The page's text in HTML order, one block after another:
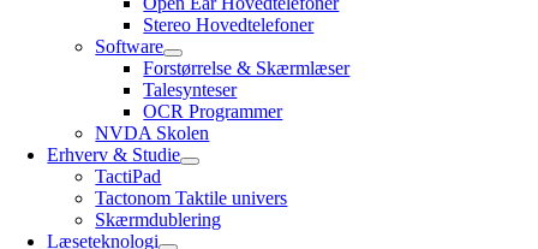
Stereo Hovedtelefoner
Software
Forstørrelse & Skærmlæser
Talesynteser
OCR Programmer
NVDA Skolen
Erhverv & Studie
TactiPad
Tactonom Taktile univers
Skærmdublering
Læseteknologi